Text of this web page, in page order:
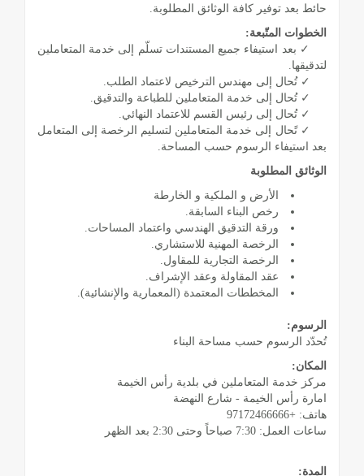
حائط بعد توفير كافة الوثائق المطلوبة.
الخطوات المتّبعة:
✓ بعد استيفاء جميع المستندات تسلّم إلى خدمة المتعاملين
لتدقيقها.
✓ تُحال إلى مهندس الترخيص لاعتماد الطلب.
✓ تُحال إلى خدمة المتعاملين للطباعة والتدقيق.
✓ تُحال إلى رئيس القسم للاعتماد النهائي.
✓ تًحال إلى خدمة المتعاملين لتسليم الرخصة إلى المتعامل
بعد استيفاء الرسوم حسب المساحة.
الوثائق المطلوبة
الأرض و الملكية و الخارطة
رخص البناء السابقة.
ورقة التدقيق الهندسي واعتماد المساحات.
الرخصة المهنية للاستشاري.
الرخصة التجارية للمقاول.
عقد المقاولة وعقد الإشراف.
المخططات المعتمدة (المعمارية والإنشائية).
الرسوم:
تُحدّد الرسوم حسب مساحة البناء
المكان:
مركز خدمة المتعاملين في بلدية رأس الخيمة
امارة رأس الخيمة - شارع النهضة
هاتف: +97172466666
ساعات العمل: 7:30 صباحاً وحتى 2:30 بعد الظهر
المدة: